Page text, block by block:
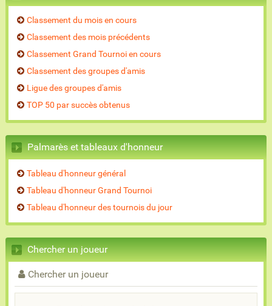
Classement du mois en cours
Classement des mois précédents
Classement Grand Tournoi en cours
Classement des groupes d'amis
Ligue des groupes d'amis
TOP 50 par succès obtenus
Palmarès et tableaux d'honneur
Tableau d'honneur général
Tableau d'honneur Grand Tournoi
Tableau d'honneur des tournois du jour
Chercher un joueur
Chercher un joueur